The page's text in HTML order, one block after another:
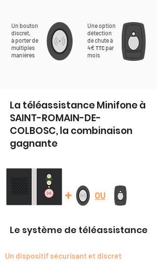
Un bouton
discret,
à porter de
multiples
manières
Une option
détection
de chute à
4€ TTC par
mois
La téléassistance Minifone à
SAINT-ROMAIN-DE-
COLBOSC, la combinaison
gagnante
+ OU
Le système de téléassistance
Un dispositif sécurisant et discret